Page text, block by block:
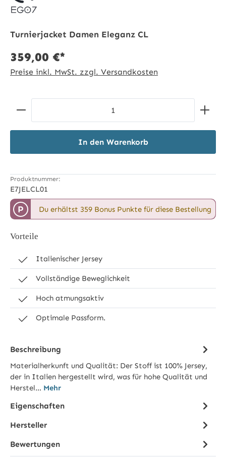
Turnierjacket Damen Eleganz CL
359,00 €*
Preise inkl. MwSt. zzgl. Versandkosten
Produkt Anzahl: Gib den gewünschten Wert ein
In den Warenkorb
Produktnummer:
E7JELCL01
P Du erhältst 359 Bonus Punkte für diese Bestellung
Vorteile
Italienischer Jersey
Vollständige Beweglichkeit
Hoch atmungsaktiv
Optimale Passform.
Beschreibung
Materialherkunft und Qualität: Der Stoff ist 100% Jersey,
der in Italien hergestellt wird, was für hohe Qualität und
Herstel… Mehr
Eigenschaften
Hersteller
Bewertungen